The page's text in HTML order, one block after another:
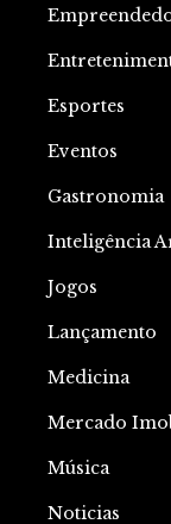
Esportes
Eventos
Gastronomia
Inteligência
Jogos
Lançamento
Medicina
Mercado
Música
Noticias